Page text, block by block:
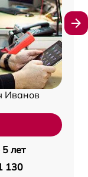
Иванов
5 лет
130